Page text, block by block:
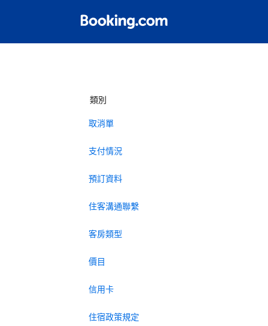
類別
取消單
支付情況
預訂資料
住客溝通聯繫
客房類型
價目
信用卡
住宿政策規定